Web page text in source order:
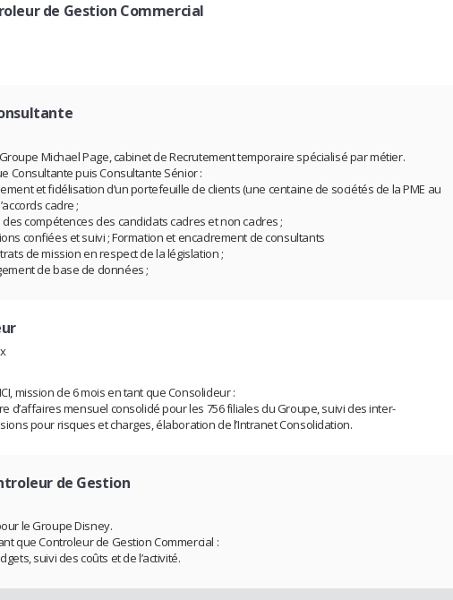
de Gestion Commercial
Michael Page, cabinet de Recrutement temporaire spécialisé par métier.
Consultante puis Consultante Sénior :
et fidélisation d’un portefeuille de clients (une centaine de sociétés de la PME au
cadre ;
compétences des candidats cadres et non cadres ;
confiées et suivi ; Formation et encadrement de consultants
de mission en respect de la législation ;
de base de données ;
mission de 6 mois en tant que Consolideur :
d’affaires mensuel consolidé pour les 756 filiales du Groupe, suivi des inter-
pour risques et charges, élaboration de l’Intranet Consolidation.
de Gestion
le Groupe Disney.
que Controleur de Gestion Commercial :
suivi des coûts et de l’activité.